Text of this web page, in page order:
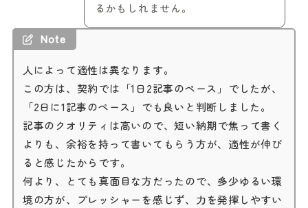
るかもしれません。
Note
人によって適性は異なります。
この方は、契約では「1日2記事のペース」でしたが、
「2日に1記事のペース」でも良いと判断しました。
記事のクオリティは高いので、短い納期で焦って書く
よりも、余裕を持って書いてもらう方が、適性が伸び
ると感じたからです。
何より、とても真面目な方だったので、多少ゆるい環
境の方が、プレッシャーを感じず、力を発揮しやすい